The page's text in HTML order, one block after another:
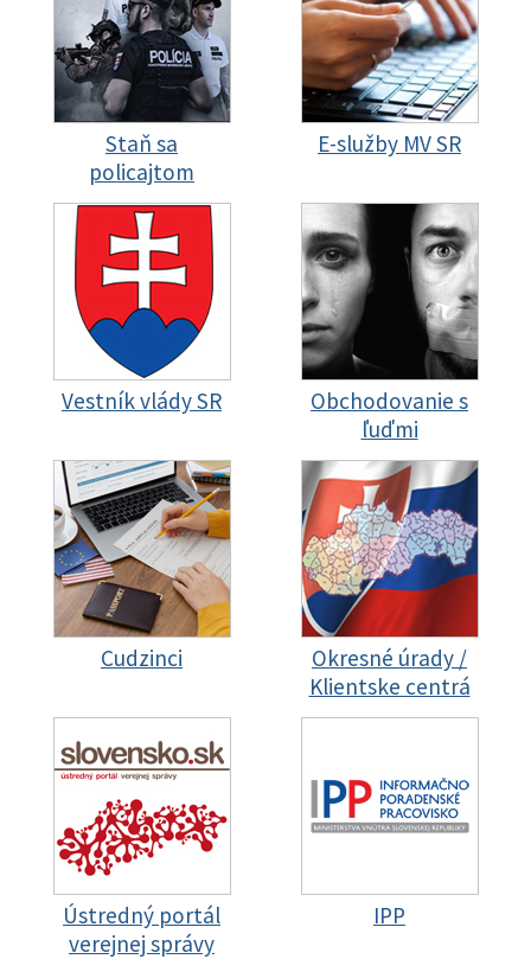
Staň sa
policajtom
E-služby MV SR
Vestník vlády SR
Obchodovanie s
ľuďmi
Cudzinci
Okresné úrady /
Klientske centrá
Ústredný portál
verejnej správy
IPP